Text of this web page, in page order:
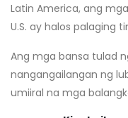
Latin America, ang
U.S. ay halos palaging
Ang mga bansa tulad
nangangailangan ng
umiiral na mga